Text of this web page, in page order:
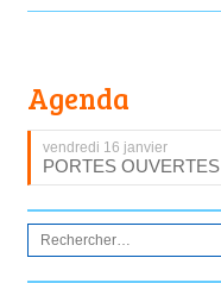
Agenda
vendredi 16 janvier
PORTES OUVERTES